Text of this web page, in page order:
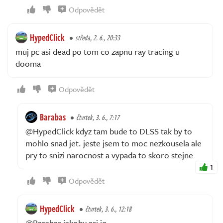
Odpovědět
HypedClick středa, 2. 6., 20:33
muj pc asi dead po tom co zapnu ray tracing u
dooma
Odpovědět
Barabas čtvrtek, 3. 6., 7:17
@HypedClick kdyz tam bude to DLSS tak by to
mohlo snad jet. jeste jsem to moc nezkousela ale
pry to snizi narocnost a vypada to skoro stejne
1
Odpovědět
HypedClick čtvrtek, 3. 6., 12:18